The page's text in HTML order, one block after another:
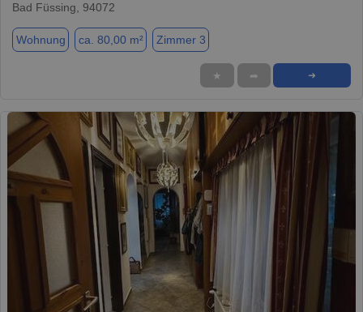
Bad Füssing, 94072
Wohnung ca. 80,00 m² Zimmer 3
★ ➦ ➜